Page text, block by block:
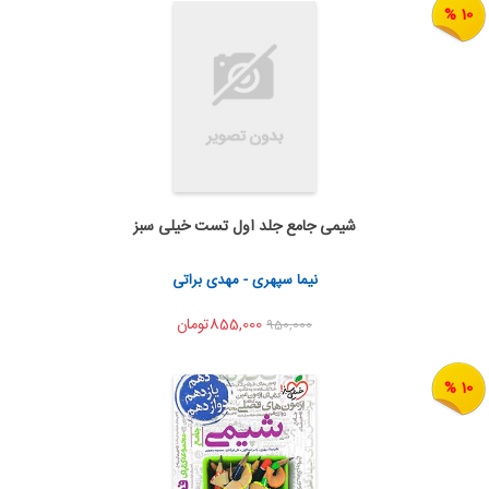
10 %
به من اطلاع بده
اشتراک گذاری
شیمی جامع جلد اول تست خیلی سبز
نیما سپهری - مهدی براتی
950,000
10 %